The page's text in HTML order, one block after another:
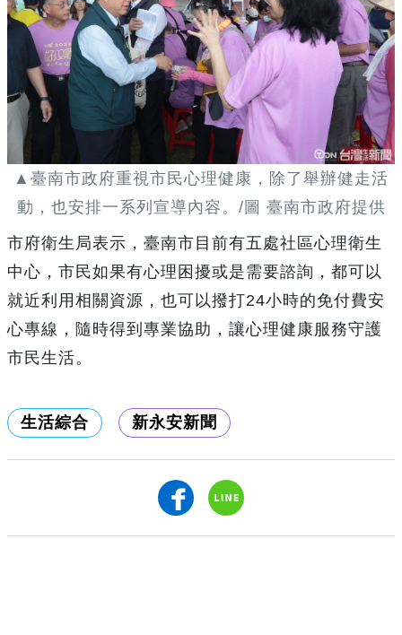
▲臺南市政府重視市民心理健康，除了舉辦健走活
動，也安排一系列宣導內容。/圖 臺南市政府提供
市府衛生局表示，臺南市目前有五處社區心理衛生
中心，市民如果有心理困擾或是需要諮詢，都可以
就近利用相關資源，也可以撥打24小時的免付費安
心專線，隨時得到專業協助，讓心理健康服務守護
市民生活。
生活綜合 新永安新聞